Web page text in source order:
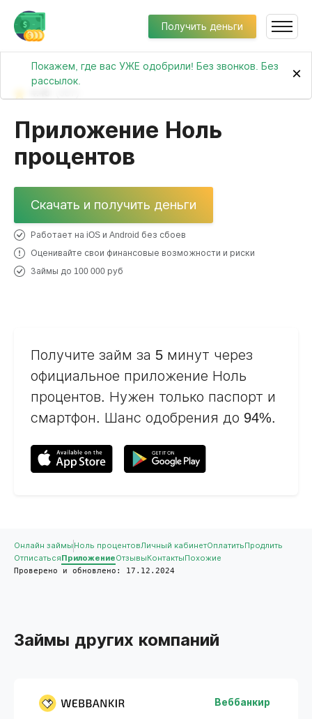
Получить деньги
Покажем, где вас УЖЕ одобрили! Без звонков. Без
рассылок.
×
Приложение Ноль
процентов
Скачать и получить деньги
Работает на iOS и Android без сбоев
Оценивайте свои финансовые возможности и риски
Займы до 100 000 руб
Получите займ за 5 минут через
официальное приложение Ноль
процентов. Нужен только паспорт и
смартфон. Шанс одобрения до 94%.
Онлайн займы Ноль процентовЛичный кабинетОплатитьПродлить
ОтписатьсяПриложениеОтзывыКонтактыПохожие
Проверено и обновлено: 17.12.2024
Займы других компаний
Веббанкир